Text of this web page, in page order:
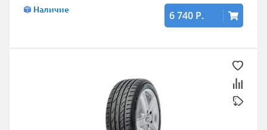
Наличие 6 740 Р.